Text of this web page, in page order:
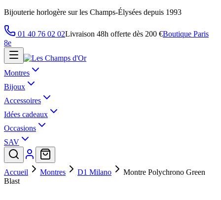
Bijouterie horlogère sur les Champs-Élysées depuis 1993
01 40 76 02 02Livraison 48h offerte dès 200 €Boutique Paris
8e
Montres
Bijoux
Accessoires
Idées cadeaux
Occasions
SAV
Accueil Montres D1 Milano
Montre Polychrono Green
Blast